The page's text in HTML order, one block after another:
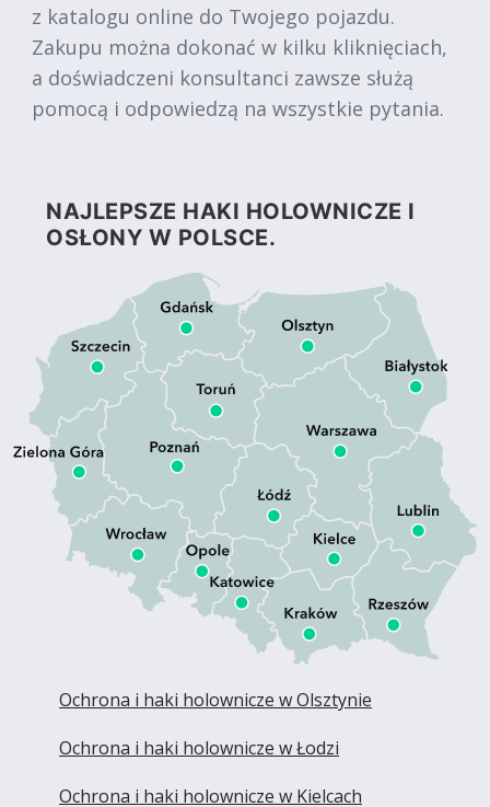
z katalogu online do Twojego pojazdu.
Zakupu można dokonać w kilku kliknięciach,
a doświadczeni konsultanci zawsze służą
pomocą i odpowiedzą na wszystkie pytania.
NAJLEPSZE HAKI HOLOWNICZE I
OSŁONY W POLSCE.
Ochrona i haki holownicze w Olsztynie
Ochrona i haki holownicze w Łodzi
Ochrona i haki holownicze w Kielcach